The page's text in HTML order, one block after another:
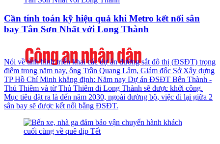
Cần tính toán kỹ hiệu quả khi Metro kết nối sân
bay Tân Sơn Nhất với Long Thành
Nói về tình hình triển khai các dự án đường sắt đô thị (ĐSĐT) trọng
điểm trong năm nay, ông Trần Quang Lâm, Giám đốc Sở Xây dựng
TP Hồ Chí Minh khẳng định: Năm nay Dự án ĐSĐT Bến Thành -
Thủ Thiêm và từ Thủ Thiêm đi Long Thành sẽ được khởi công.
Mục tiêu đặt ra là đến năm 2030, ngoài đường bộ, việc đi lại giữa 2
sân bay sẽ được kết nối bằng ĐSĐT.